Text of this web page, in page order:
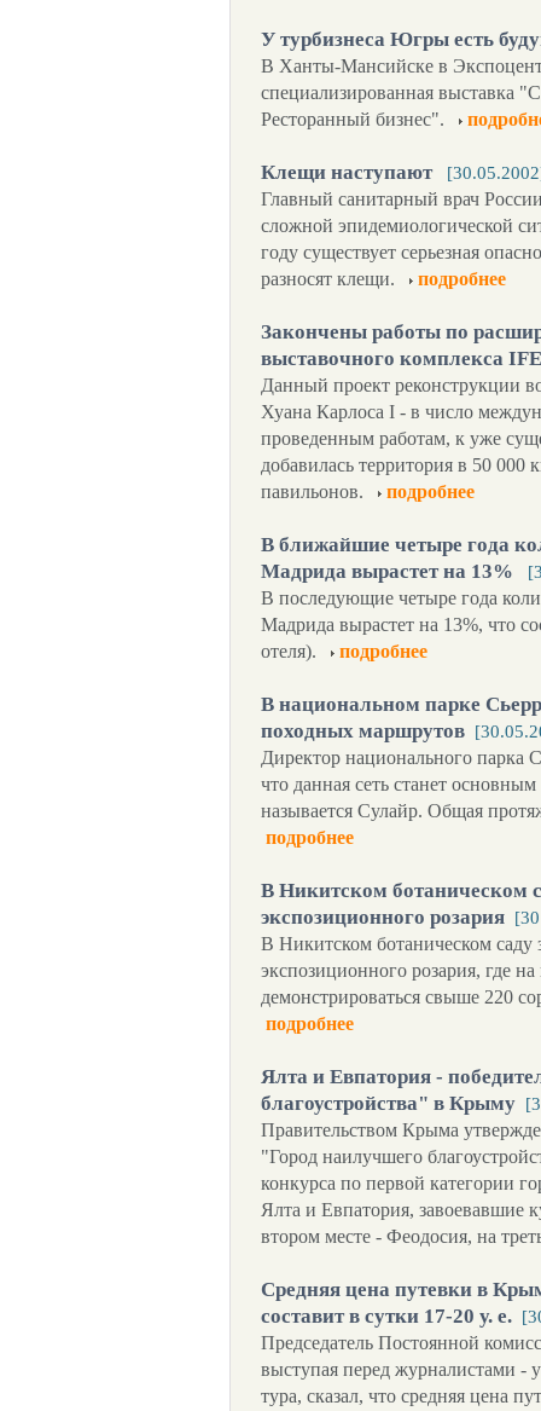
У турбизнеса Югры есть
В Ханты-Мансийске в
специализированная выставка
Ресторанный бизнес".
Клещи наступают
Главный санитарный врач
сложной эпидемиологической
году существует серьезная
разносят клещи.
подробнее
Закончены работы по
выставочного комплекса
Данный проект реконструкции
Хуана Карлоса I - в число
проведенным работам, к уже
добавилась территория в 50 000
павильонов.
подробнее
В ближайшие четыре года
Мадрида вырастет на 13%
В последующие четыре года
Мадрида вырастет на 13%, что
отеля).
подробнее
В национальном парке
походных маршрутов
Директор национального парка
что данная сеть станет
называется Сулайр. Общая
подробнее
В Никитском ботаническом
экспозиционного розария
В Никитском ботаническом саду
экспозиционного розария, где
демонстрироваться свыше 220
подробнее
Ялта и Евпатория -
благоустройства" в Крыму
Правительством Крыма
"Город наилучшего
конкурса по первой категории
Ялта и Евпатория,
втором месте - Феодосия, на
Средняя цена путевки в
составит в сутки 17-20 у. е.
Председатель Постоянной
выступая перед журналистами -
тура, сказал, что средняя цена